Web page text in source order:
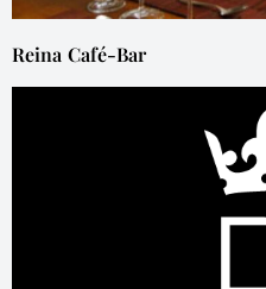
Reina Café-Bar